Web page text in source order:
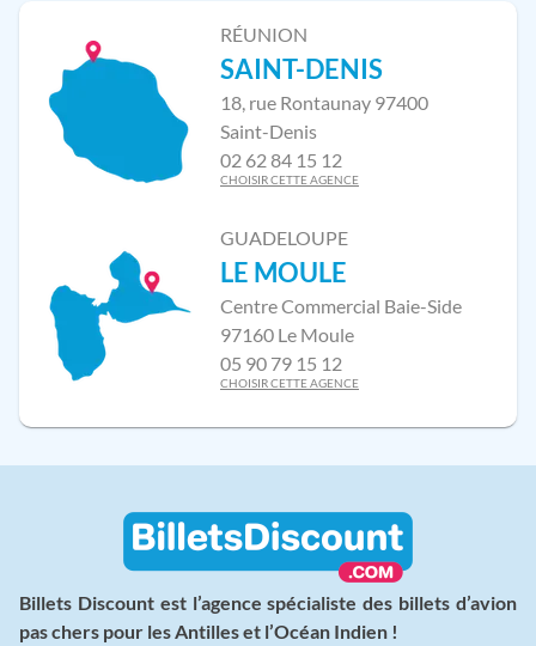
RÉUNION
SAINT-DENIS
18, rue Rontaunay 97400
Saint-Denis
02 62 84 15 12
CHOISIR CETTE AGENCE
GUADELOUPE
LE MOULE
Centre Commercial Baie-Side
97160 Le Moule
05 90 79 15 12
CHOISIR CETTE AGENCE
Billets Discount est l’agence spécialiste des billets d’avion
pas chers pour les Antilles et l’Océan Indien !